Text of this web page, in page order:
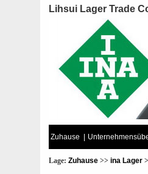
Lihsui Lager Trade
Zuhause
Lage: Zuhause >> ina Lager